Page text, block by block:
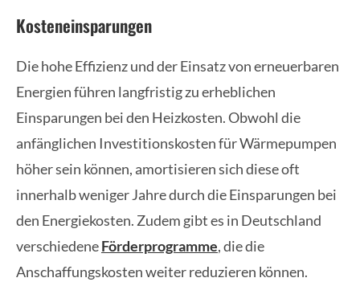
Kosteneinsparungen
Die hohe Effizienz und der Einsatz von erneuerbaren
Energien führen langfristig zu erheblichen
Einsparungen bei den Heizkosten. Obwohl die
anfänglichen Investitionskosten für Wärmepumpen
höher sein können, amortisieren sich diese oft
innerhalb weniger Jahre durch die Einsparungen bei
den Energiekosten. Zudem gibt es in Deutschland
verschiedeneFörderprogramme, die die
Anschaffungskosten weiter reduzieren können.